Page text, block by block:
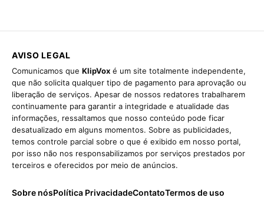
AVISO LEGAL
Comunicamos que KlipVox é um site totalmente independente,
que não solicita qualquer tipo de pagamento para aprovação ou
liberação de serviços. Apesar de nossos redatores trabalharem
continuamente para garantir a integridade e atualidade das
informações, ressaltamos que nosso conteúdo pode ficar
desatualizado em alguns momentos. Sobre as publicidades,
temos controle parcial sobre o que é exibido em nosso portal,
por isso não nos responsabilizamos por serviços prestados por
terceiros e oferecidos por meio de anúncios.
Sobre nósPolítica PrivacidadeContatoTermos de uso